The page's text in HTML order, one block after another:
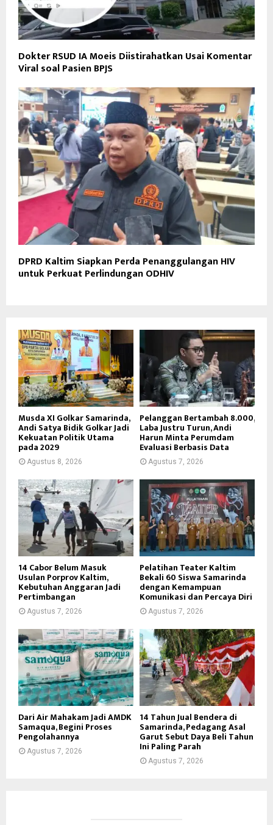
Dokter RSUD IA Moeis Diistirahatkan Usai Komentar
Viral soal Pasien BPJS
DPRD Kaltim Siapkan Perda Penanggulangan HIV
untuk Perkuat Perlindungan ODHIV
Musda XI Golkar Samarinda,
Andi Satya Bidik Golkar Jadi
Kekuatan Politik Utama
pada 2029
Agustus 8, 2026
Pelanggan Bertambah 8.000,
Laba Justru Turun, Andi
Harun Minta Perumdam
Evaluasi Berbasis Data
Agustus 7, 2026
14 Cabor Belum Masuk
Usulan Porprov Kaltim,
Kebutuhan Anggaran Jadi
Pertimbangan
Agustus 7, 2026
Pelatihan Teater Kaltim
Bekali 60 Siswa Samarinda
dengan Kemampuan
Komunikasi dan Percaya Diri
Agustus 7, 2026
Dari Air Mahakam Jadi AMDK
Samaqua, Begini Proses
Pengolahannya
Agustus 7, 2026
14 Tahun Jual Bendera di
Samarinda, Pedagang Asal
Garut Sebut Daya Beli Tahun
Ini Paling Parah
Agustus 7, 2026